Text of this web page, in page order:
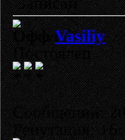
Vasiliy
Постоялец
Сообщений:
Репутация: